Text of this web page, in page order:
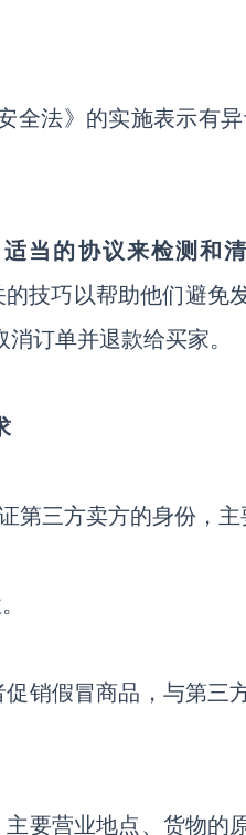
全法》的实施表示有异
当的协议来检测和
技巧以帮助他们避免
订单并退款给买家。
第三方卖方的身份，主
销假冒商品，与第三
主要营业地点 、 货物的